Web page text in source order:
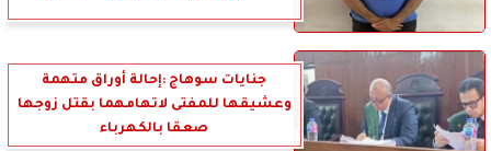
جنايات سوهاج :إحالة أوراق متهمة
وعشيقها للمفتى لاتهامهما بقتل زوجها
صعقا بالكهرباء